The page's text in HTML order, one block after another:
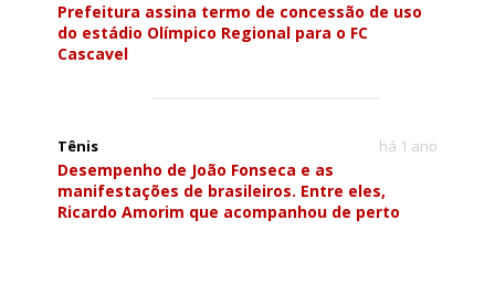
Prefeitura assina termo de concessão de uso
do estádio Olímpico Regional para o FC
Cascavel
Tênis há 1 ano
Desempenho de João Fonseca e as
manifestações de brasileiros. Entre eles,
Ricardo Amorim que acompanhou de perto